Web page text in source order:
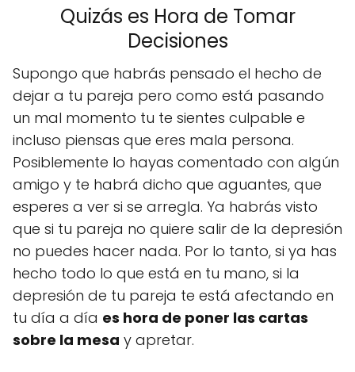
Quizás es Hora de Tomar
Decisiones
Supongo que habrás pensado el hecho de
dejar a tu pareja pero como está pasando
un mal momento tu te sientes culpable e
incluso piensas que eres mala persona.
Posiblemente lo hayas comentado con algún
amigo y te habrá dicho que aguantes, que
esperes a ver si se arregla. Ya habrás visto
que si tu pareja no quiere salir de la depresión
no puedes hacer nada. Por lo tanto, si ya has
hecho todo lo que está en tu mano, si la
depresión de tu pareja te está afectando en
tu día a día es hora de poner las cartas
sobre la mesa y apretar.